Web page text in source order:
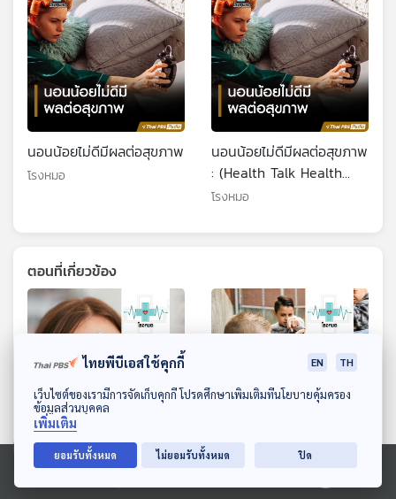
ดาวน์โหลด Thai PBS Podcast Application
Ⓒ 2020 องค์การกระจายเสียงและแพร่ภาพสาธารณะแห่งประเทศไทย
นอนน้อยไม่ดีมีผลต่อสุขภาพ
โรงหมอ
นอนน้อยไม่ดีมีผลต่อสุขภาพ
: (Health Talk Health
Tips)
โรงหมอ
ตอนที่เกี่ยวข้อง
EP. 1225: ภาพขุ่นมัวมองไม่
ชัด สั้นยาวเอียง ปัญหา
EP. 1216: แค่แตกต่างไม่
เหมือนเพื่อน กลายเป็นเหยื่อ
ไทยพีบีเอสใช้คุกกี้ EN TH
เว็บไซต์ของเรามีการจัดเก็บคุกกี้ โปรดศึกษาเพิ่มเติมที่นโยบายคุ้มครอง
ข้อมูลส่วนบุคคล
เพิ่มเติม
ยอมรับทั้งหมด ไม่ยอมรับทั้งหมด ปิด